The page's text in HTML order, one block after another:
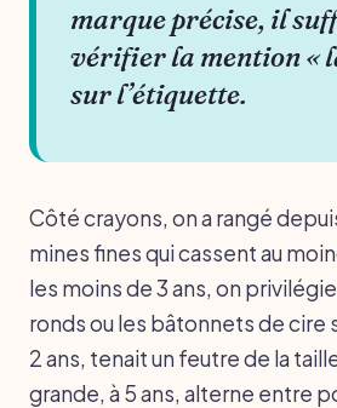
marque précise, il
vérifier la mention «
sur l’étiquette.
Côté crayons, on a rangé
mines fines qui cassent au
les moins de 3 ans, on
ronds ou les bâtonnets de cire
2 ans, tenait un feutre de la
grande, à 5 ans, alterne entre